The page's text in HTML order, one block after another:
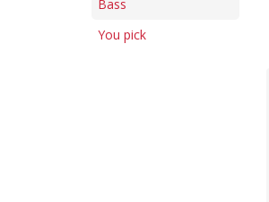
Bass
You pick